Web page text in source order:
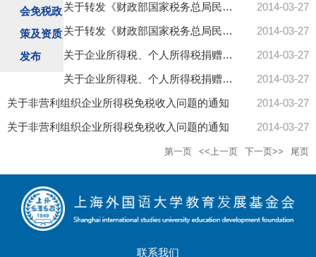
会免税政
策及资质
发布
2014-03-27
关于转发《财政部国家税务总局民政部关于公益性捐赠税前扣除有关问题的通知》和本市实施意见的通...
2014-03-27
关于转发《财政部国家税务总局民政部关于公益性捐赠税前扣除有关问题的通知》和本市实施意见的通...
2014-03-27
关于企业所得税、个人所得税捐赠免税的相关规定
2014-03-27
关于企业所得税、个人所得税捐赠免税的相关规定
2014-03-27
关于非营利组织企业所得税免税收入问题的通知
2014-03-27
关于非营利组织企业所得税免税收入问题的通知
第一页 <<上一页 下一页>> 尾页
联系我们